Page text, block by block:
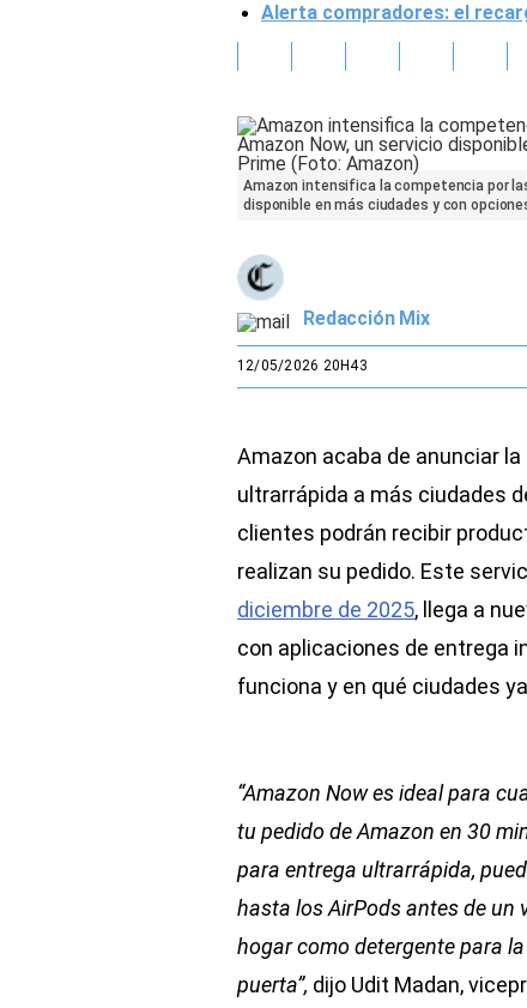
Alerta compradores: el
Amazon intensifica la competencia por
disponible en más ciudades y con
Redacción Mix
12/05/2026 20H43
Amazon acaba de anunciar
ultrarrápida a más ciudades
clientes podrán recibir
realizan su pedido. Este
diciembre de 2025, llega a
con aplicaciones de entrega
funciona y en qué ciudades
“Amazon Now es ideal para
tu pedido de Amazon en 30
para entrega ultrarrápida,
hasta los AirPods antes de un
hogar como detergente para
puerta”, dijo Udit Madan,